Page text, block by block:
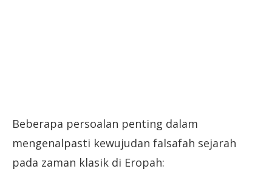
Beberapa persoalan penting dalam
mengenalpasti kewujudan falsafah sejarah
pada zaman klasik di Eropah: